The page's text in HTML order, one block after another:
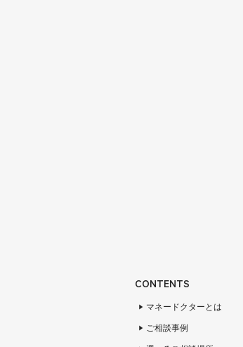
CONTENTS
マネードクターとは
ご相談事例